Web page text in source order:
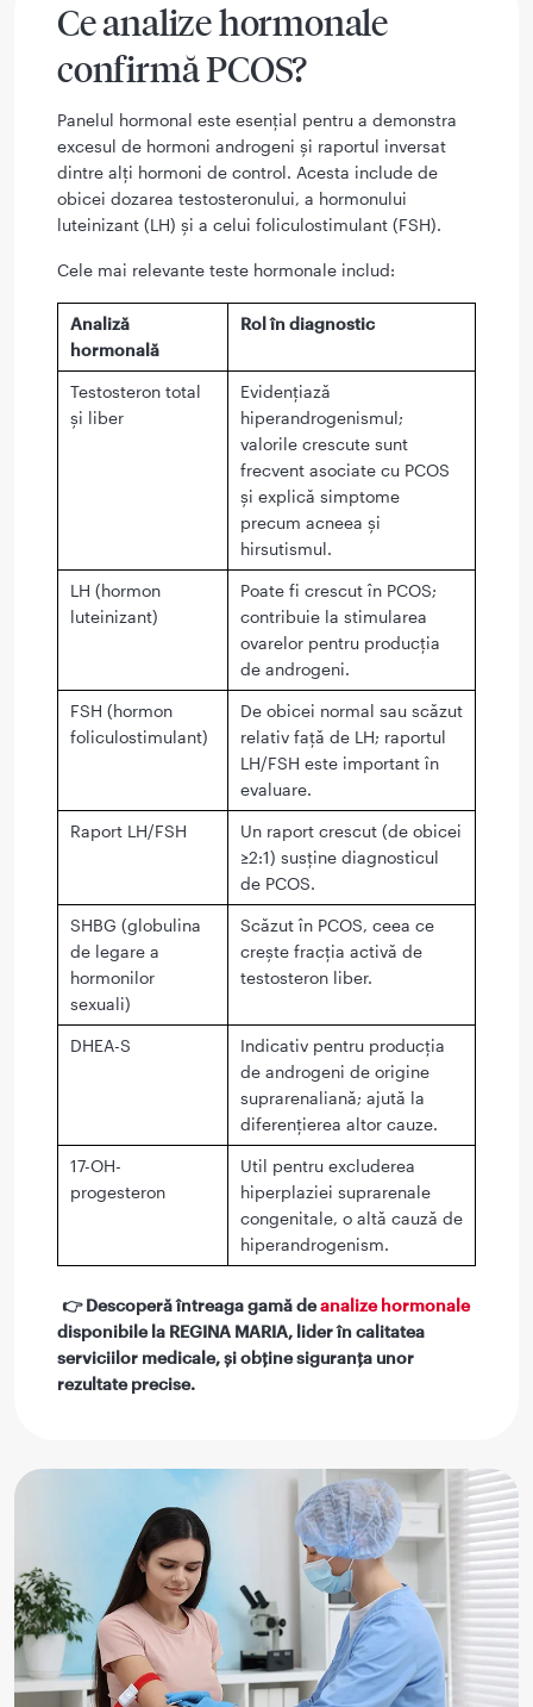
Ce analize hormonale
confirmă PCOS?
Panelul hormonal este esențial pentru a demonstra
excesul de hormoni androgeni și raportul inversat
dintre alți hormoni de control. Acesta include de
obicei dozarea testosteronului, a hormonului
luteinizant (LH) și a celui foliculostimulant (FSH).
Cele mai relevante teste hormonale includ:
Analiză
hormonală
Rol în diagnostic
Testosteron total
și liber
Evidențiază
hiperandrogenismul;
valorile crescute sunt
frecvent asociate cu PCOS
și explică simptome
precum acneea și
hirsutismul.
LH (hormon
luteinizant)
Poate fi crescut în PCOS;
contribuie la stimularea
ovarelor pentru producția
de androgeni.
FSH (hormon
foliculostimulant)
De obicei normal sau scăzut
relativ față de LH; raportul
LH/FSH este important în
evaluare.
Raport LH/FSH
Un raport crescut (de obicei
≥2:1) susține diagnosticul
de PCOS.
SHBG (globulina
de legare a
hormonilor
sexuali)
Scăzut în PCOS, ceea ce
crește fracția activă de
testosteron liber.
DHEA-S
Indicativ pentru producția
de androgeni de origine
suprarenaliană; ajută la
diferențierea altor cauze.
17-OH-
progesteron
Util pentru excluderea
hiperplaziei suprarenale
congenitale, o altă cauză de
hiperandrogenism.
👉 Descoperă întreaga gamă deanalize hormonale
disponibile la REGINA MARIA, lider în calitatea
serviciilor medicale, și obține siguranța unor
rezultate precise.